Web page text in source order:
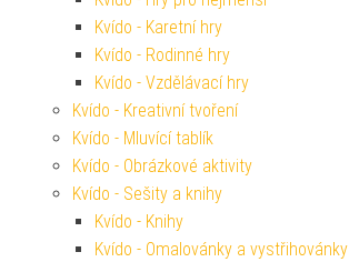
Kvído - Karetní hry
Kvído - Rodinné hry
Kvído - Vzdělávací hry
Kvído - Kreativní tvoření
Kvído - Mluvící tablík
Kvído - Obrázkové aktivity
Kvído - Sešity a knihy
Kvído - Knihy
Kvído - Omalovánky a vystřihovánky